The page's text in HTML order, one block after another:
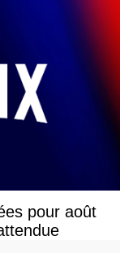
pour août